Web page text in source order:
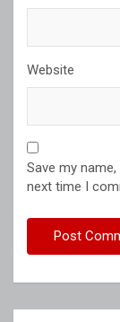
Website
Save my
next time I